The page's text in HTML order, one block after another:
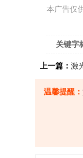
本广告仅
关键字
上一篇： 激
温馨提醒：